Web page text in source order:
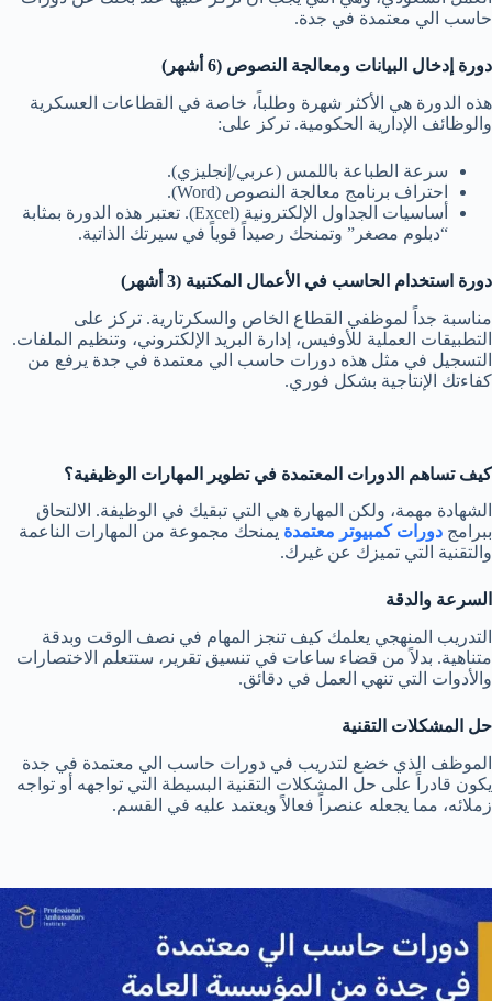
حاسب الي معتمدة في جدة.
دورة إدخال البيانات ومعالجة النصوص (6 أشهر)
هذه الدورة هي الأكثر شهرة وطلباً، خاصة في القطاعات العسكرية
والوظائف الإدارية الحكومية. تركز على:
سرعة الطباعة باللمس (عربي/إنجليزي).
احتراف برنامج معالجة النصوص (Word).
أساسيات الجداول الإلكترونية (Excel). تعتبر هذه الدورة بمثابة
“دبلوم مصغر” وتمنحك رصيداً قوياً في سيرتك الذاتية.
دورة استخدام الحاسب في الأعمال المكتبية (3 أشهر)
مناسبة جداً لموظفي القطاع الخاص والسكرتارية. تركز على
التطبيقات العملية للأوفيس، إدارة البريد الإلكتروني، وتنظيم الملفات.
التسجيل في مثل هذه دورات حاسب الي معتمدة في جدة يرفع من
كفاءتك الإنتاجية بشكل فوري.
كيف تساهم الدورات المعتمدة في تطوير المهارات الوظيفية؟
الشهادة مهمة، ولكن المهارة هي التي تبقيك في الوظيفة. الالتحاق
ببرامج دورات كمبيوتر معتمدة يمنحك مجموعة من المهارات الناعمة
والتقنية التي تميزك عن غيرك.
السرعة والدقة
التدريب المنهجي يعلمك كيف تنجز المهام في نصف الوقت وبدقة
متناهية. بدلاً من قضاء ساعات في تنسيق تقرير، ستتعلم الاختصارات
والأدوات التي تنهي العمل في دقائق.
حل المشكلات التقنية
الموظف الذي خضع لتدريب في دورات حاسب الي معتمدة في جدة
يكون قادراً على حل المشكلات التقنية البسيطة التي تواجهه أو تواجه
زملائه، مما يجعله عنصراً فعالاً ويعتمد عليه في القسم.